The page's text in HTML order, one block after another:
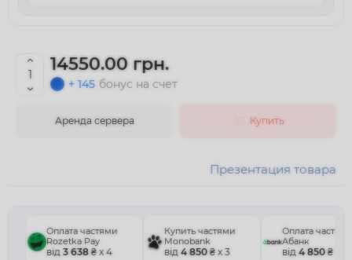
14550.00 грн.
+ 145 бонус на счет
Аренда сервера Купить
Презентация товара
Оплата частями
Rozetka Pay
від 3 638 ₴ x 4
Купить частями
Monobank
від 4 850 ₴ x 3
Оплата
Абанк
від 4 850 ₴ x 3